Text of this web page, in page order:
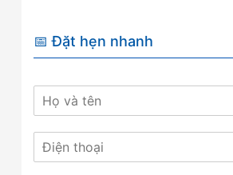
📅 Đặt hẹn nhanh